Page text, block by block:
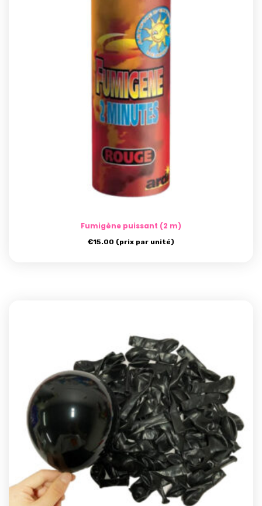
Fumigène puissant (2 m)
€15.00 (prix par unité)